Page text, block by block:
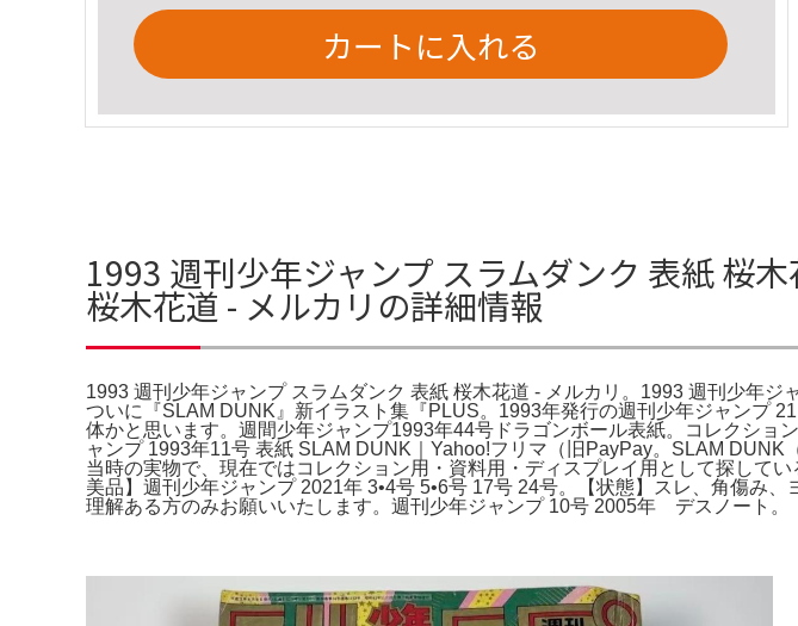
カートに入れる
1993 週刊少年ジャンプ スラムダンク 表紙 桜
桜木花道 - メルカリの詳細情報
1993 週刊少年ジャンプ スラムダンク 表紙 桜木花道 - メルカリ。1993 週刊少年
ついに『SLAM DUNK』新イラスト集『PLUS。1993年発行の週刊少年ジャンプ
体かと思います。週間少年ジャンプ1993年44号ドラゴンボール表紙。コレクシ
ャンプ 1993年11号 表紙 SLAM DUNK｜Yahoo!フリマ（旧PayPay。SLAM
当時の実物で、現在ではコレクション用・資料用・ディスプレイ用として探して
美品】週刊少年ジャンプ 2021年 3•4号 5•6号 17号 24号。【状態】スレ、角傷み
理解ある方のみお願いいたします。週刊少年ジャンプ 10号 2005年 デスノート。